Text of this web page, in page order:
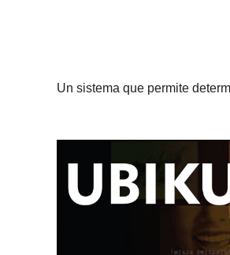
Un sistema que permite